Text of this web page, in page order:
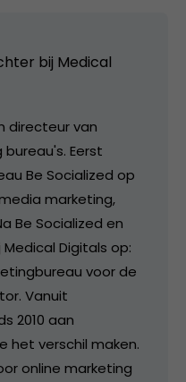
bij Medical
directeur van
Eerst
Be Socialized op
marketing,
Be Socialized en
Digitals op:
voor de
Vanuit
2010 aan
het verschil maken.
online marketing